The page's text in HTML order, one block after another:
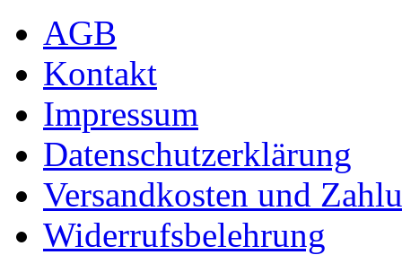
AGB
Kontakt
Impressum
Datenschutzerklärung
Versandkosten und
Widerrufsbelehrung